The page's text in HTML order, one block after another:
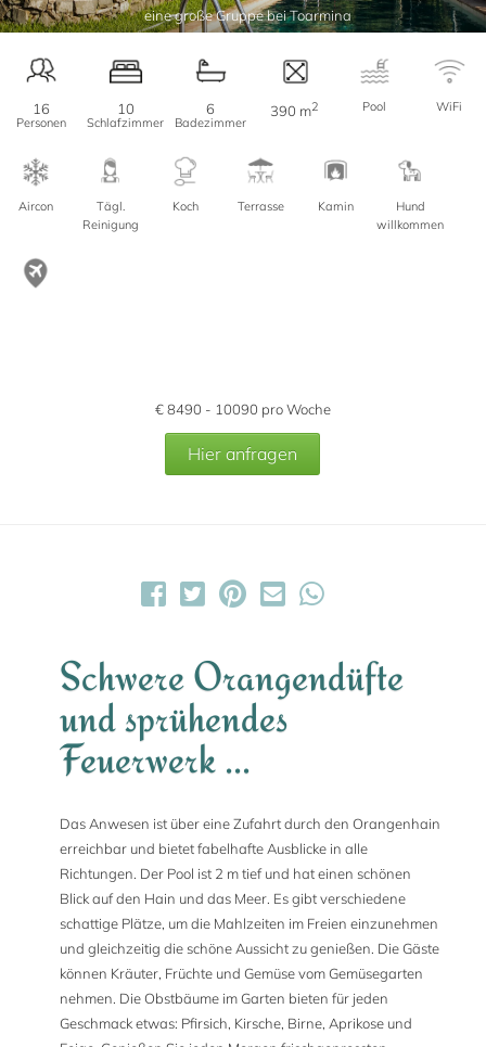
eine große Gruppe bei Toarmina
16
Personen
10
Schlafzimmer
6
Badezimmer
390 m2 Pool WiFi
Aircon
Tägl.
Reinigung
Koch Terrasse Kamin
Hund
willkommen
€8490 - 10090 pro Woche
Hier anfragen
Schwere Orangendüfte
und sprühendes
Feuerwerk ...
Das Anwesen ist über eine Zufahrt durch den Orangenhain
erreichbar und bietet fabelhafte Ausblicke in alle
Richtungen. Der Pool ist 2 m tief und hat einen schönen
Blick auf den Hain und das Meer. Es gibt verschiedene
schattige Plätze, um die Mahlzeiten im Freien einzunehmen
und gleichzeitig die schöne Aussicht zu genießen. Die Gäste
können Kräuter, Früchte und Gemüse vom Gemüsegarten
nehmen. Die Obstbäume im Garten bieten für jeden
Geschmack etwas: Pfirsich, Kirsche, Birne, Aprikose und